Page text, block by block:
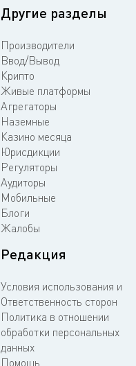
Другие разделы
Производители
Ввод/Вывод
Крипто
Живые платформы
Агрегаторы
Наземные
Казино месяца
Юрисдикции
Регуляторы
Аудиторы
Мобильные
Блоги
Жалобы
Редакция
Условия использования и
Ответственность сторон
Политика в отношении
обработки персональных
данных
Помощь